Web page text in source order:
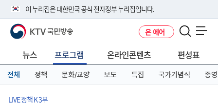
이 누리집은 대한민국 공식 전자정부 누리집입니다.
공식 누리집 주소 확인하기
니다.
이밖에 or.kr 또는 .kr등 다른 도메인 주소를 사용하고 있다면 아래 URL에
서 도메인 주소를 확인해 보세요
KTV 국민방송 온 에어
뉴스 프로그램 온라인콘텐츠 편성표
전체 정책 문화/교양 보도 특집 국가기념식 종영
LIVE 정책 K 3부